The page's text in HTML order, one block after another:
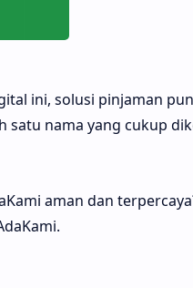
ini, solusi pinjaman
satu nama yang cukup
aman dan